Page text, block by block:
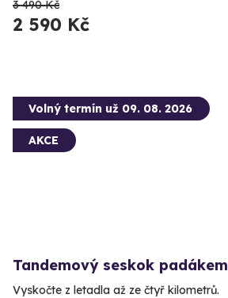
3 490 Kč
2 590 Kč
Volný termín už 09. 08. 2026
AKCE
Tandemový seskok padákem
Vyskočte z letadla až ze čtyř kilometrů.